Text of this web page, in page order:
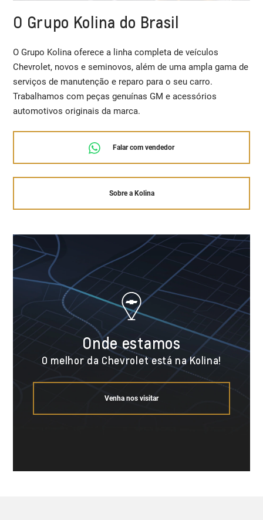
O Grupo Kolina do Brasil
O Grupo Kolina oferece a linha completa de veículos
Chevrolet, novos e seminovos, além de uma ampla gama de
serviços de manutenção e reparo para o seu carro.
Trabalhamos com peças genuínas GM e acessórios
automotivos originais da marca.
Falar com vendedor
Sobre a Kolina
Onde estamos
O melhor da Chevrolet está na Kolina!
Venha nos visitar